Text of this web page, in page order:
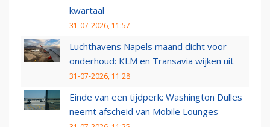
kwartaal
31-07-2026, 11:57
Luchthavens Napels maand dicht voor
onderhoud: KLM en Transavia wijken uit
31-07-2026, 11:28
Einde van een tijdperk: Washington Dulles
neemt afscheid van Mobile Lounges